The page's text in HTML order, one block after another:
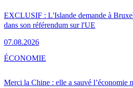
EXCLUSIF : L'Islande demande à
dans son référendum sur l'UE
07.08.2026
Merci la Chine : elle a sauvé l’économie
ÉCONOMIE